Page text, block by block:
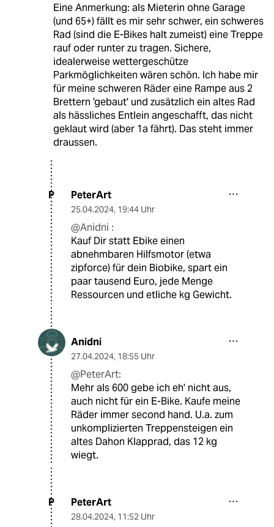
Eine Anmerkung: als Mieterin ohne Garage
(und 65+) fällt es mir sehr schwer, ein schweres
Rad (sind die E-Bikes halt zumeist) eine Treppe
rauf oder runter zu tragen. Sichere,
idealerweise wettergeschütze
Parkmöglichkeiten wären schön. Ich habe mir
für meine schweren Räder eine Rampe aus 2
Brettern 'gebaut' und zusätzlich ein altes Rad
als hässliches Entlein angeschafft, das nicht
geklaut wird (aber 1a fährt). Das steht immer
draussen.
P PeterArt
25.04.2024, 19:44 Uhr
@Anidni :
Kauf Dir statt Ebike einen
abnehmbaren Hilfsmotor (etwa
zipforce) für dein Biobike, spart ein
paar tausend Euro, jede Menge
Ressourcen und etliche kg Gewicht.
Anidni
27.04.2024, 18:55 Uhr
@PeterArt:
Mehr als 600 gebe ich eh' nicht aus,
auch nicht für ein E-Bike. Kaufe meine
Räder immer second hand. U.a. zum
unkomplizierten Treppensteigen ein
altes Dahon Klapprad, das 12 kg
wiegt.
P PeterArt
28.04.2024, 11:52 Uhr